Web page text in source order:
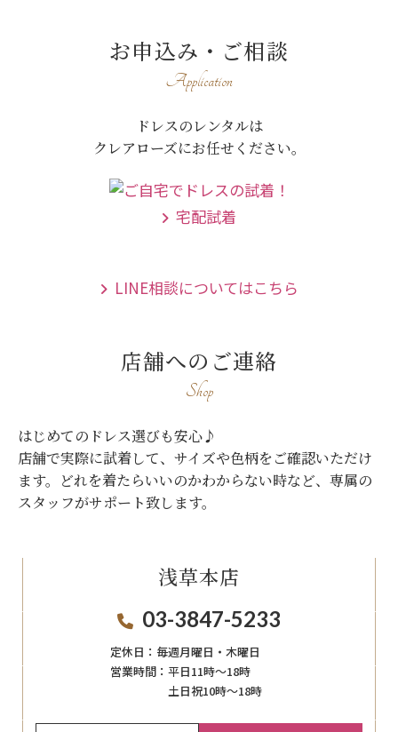
お申込み・ご相談
Application
ドレスのレンタルは
クレアローズにお任せください。
宅配試着
LINE相談についてはこちら
店舗へのご連絡
Shop
はじめてのドレス選びも安心♪
店舗で実際に試着して、サイズや色柄をご確認いただけ
ます。
どれを着たらいいのかわからない時など、専属の
スタッフがサポート致します。
浅草本店
03-3847-5233
定休日： 毎週月曜日・木曜日
営業時間： 平日11時～18時
土日祝10時～18時